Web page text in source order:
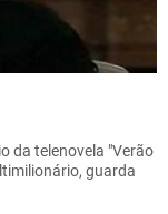
da telenovela "Verão
guarda